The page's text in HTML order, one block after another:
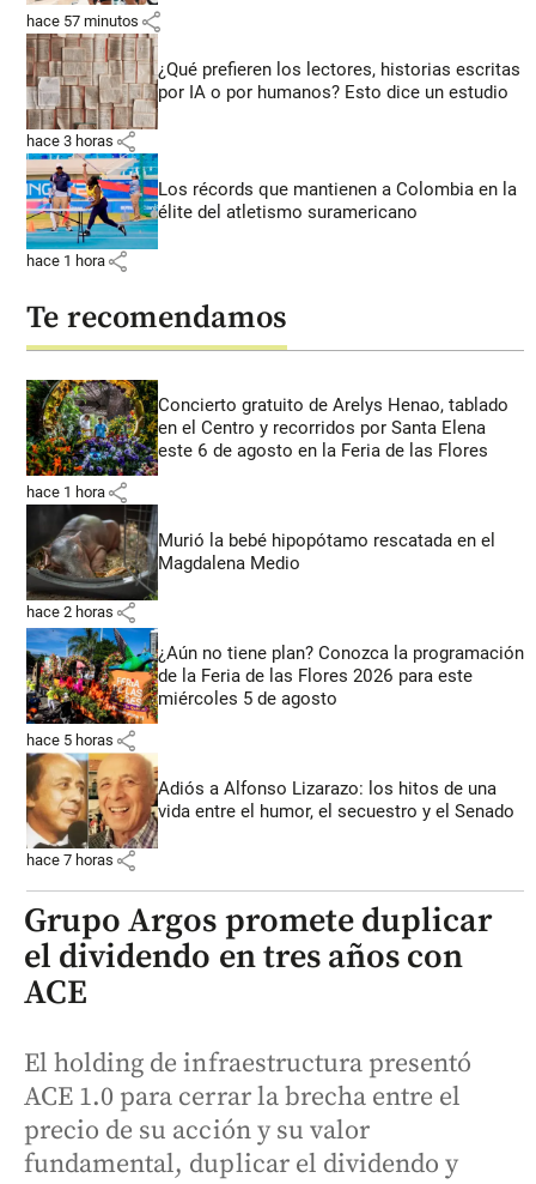
hace 57 minutos share
¿Qué prefieren los lectores, historias escritas
por IA o por humanos? Esto dice un estudio
hace 3 horas share
Los récords que mantienen a Colombia en la
élite del atletismo suramericano
hace 1 hora share
Te recomendamos
Concierto gratuito de Arelys Henao, tablado
en el Centro y recorridos por Santa Elena
este 6 de agosto en la Feria de las Flores
hace 1 hora share
Murió la bebé hipopótamo rescatada en el
Magdalena Medio
hace 2 horas share
¿Aún no tiene plan? Conozca la programación
de la Feria de las Flores 2026 para este
miércoles 5 de agosto
hace 5 horas share
Adiós a Alfonso Lizarazo: los hitos de una
vida entre el humor, el secuestro y el Senado
hace 7 horas share
Grupo Argos promete duplicar
el dividendo en tres años con
ACE
El holding de infraestructura presentó
ACE 1.0 para cerrar la brecha entre el
precio de su acción y su valor
fundamental, duplicar el dividendo y